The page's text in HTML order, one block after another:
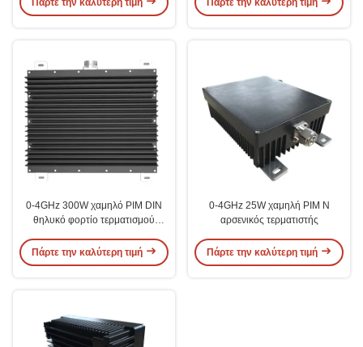
Πάρτε την καλύτερη τιμή Πάρτε την καλύτερη τιμή
0-4GHz 300W χαμηλό PIM DIN
θηλυκό φορτίο τερματισμού
Πάρτε την καλύτερη τιμή
0-4GHz 25W χαμηλή PIM N
αρσενικός τερματιστής
Πάρτε την καλύτερη τιμή